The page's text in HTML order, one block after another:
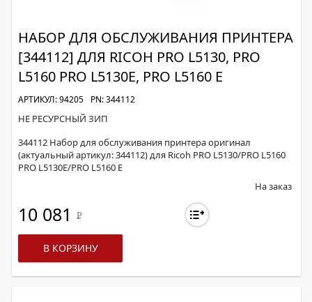
НАБОР ДЛЯ ОБСЛУЖИВАНИЯ ПРИНТЕРА
[344112] ДЛЯ RICOH PRO L5130, PRO
L5160 PRO L5130E, PRO L5160 E
АРТИКУЛ: 94205 PN: 344112
НЕ РЕСУРСНЫЙ ЗИП
344112 Набор для обслуживания принтера оригинал
(актуальный артикул: 344112) для Ricoh PRO L5130/PRO L5160
PRO L5130E/PRO L5160 E
На заказ
10 081 Р
В КОРЗИНУ